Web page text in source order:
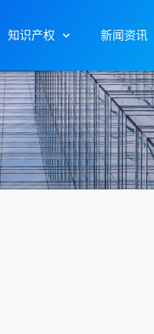
知识产权 新闻资讯